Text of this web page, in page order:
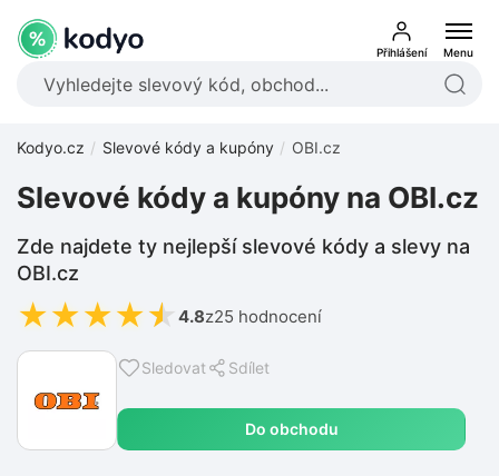
Přihlášení Menu
Kodyo.cz Slevové kódy a kupóny OBI.cz
Sledovat Sdílet
Do obchodu
Slevové kódy a kupóny na OBI.cz
Zde najdete ty nejlepší slevové kódy a slevy na
OBI.cz
★★★★★ 4.8z25 hodnocení